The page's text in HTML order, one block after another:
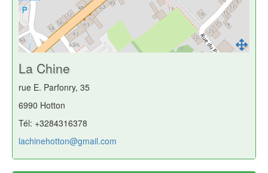
La Chine
rue E. Parfonry, 35
6990 Hotton
Tél: +3284316378
lachinehotton@gmail.com